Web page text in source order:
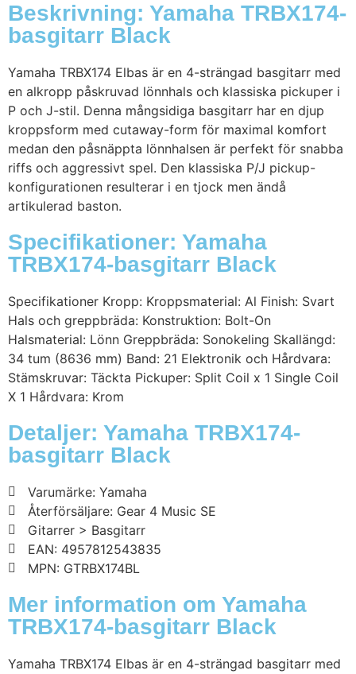
Beskrivning: Yamaha TRBX174-
basgitarr Black
Yamaha TRBX174 Elbas är en 4-strängad basgitarr med
en alkropp påskruvad lönnhals och klassiska pickuper i
P och J-stil. Denna mångsidiga basgitarr har en djup
kroppsform med cutaway-form för maximal komfort
medan den påsnäppta lönnhalsen är perfekt för snabba
riffs och aggressivt spel. Den klassiska P/J pickup-
konfigurationen resulterar i en tjock men ändå
artikulerad baston.
Specifikationer: Yamaha
TRBX174-basgitarr Black
Specifikationer Kropp: Kroppsmaterial: Al Finish: Svart
Hals och greppbräda: Konstruktion: Bolt-On
Halsmaterial: Lönn Greppbräda: Sonokeling Skallängd:
34 tum (8636 mm) Band: 21 Elektronik och Hårdvara:
Stämskruvar: Täckta Pickuper: Split Coil x 1 Single Coil
X 1 Hårdvara: Krom
Detaljer: Yamaha TRBX174-
basgitarr Black
Varumärke: Yamaha
Återförsäljare: Gear 4 Music SE
Gitarrer > Basgitarr
EAN: 4957812543835
MPN: GTRBX174BL
Mer information om Yamaha
TRBX174-basgitarr Black
Yamaha TRBX174 Elbas är en 4-strängad basgitarr med